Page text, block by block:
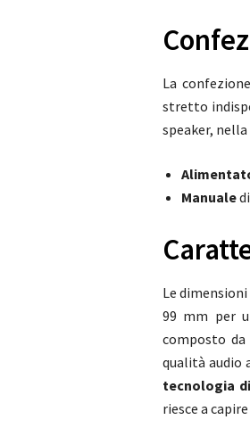
La
stretto
speaker,
Manuale
Le
99 mm per
composto
qualità audio
tecnologia
riesce a